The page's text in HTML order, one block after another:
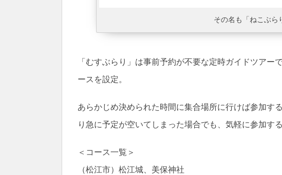
その名も「ねこぶら
「むすぶらり」は事前予約が不要な定時ガイドツアー
ースを設定。
あらかじめ決められた時間に集合場所に行けば参加す
り急に予定が空いてしまった場合でも、気軽に参加す
＜コース一覧＞
（松江市）松江城、美保神社